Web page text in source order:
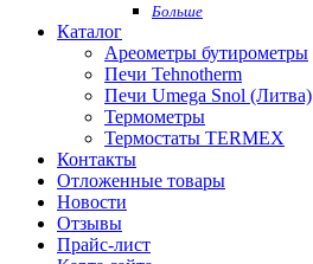
Больше
Каталог
Ареометры бутирометры
Печи Tehnotherm
Печи Umega Snol (Литва)
Термометры
Термостаты TERMEX
Контакты
Отложенные товары
Новости
Отзывы
Прайс-лист